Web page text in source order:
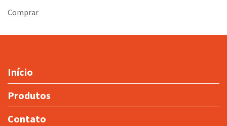
Início
Produtos
Contato